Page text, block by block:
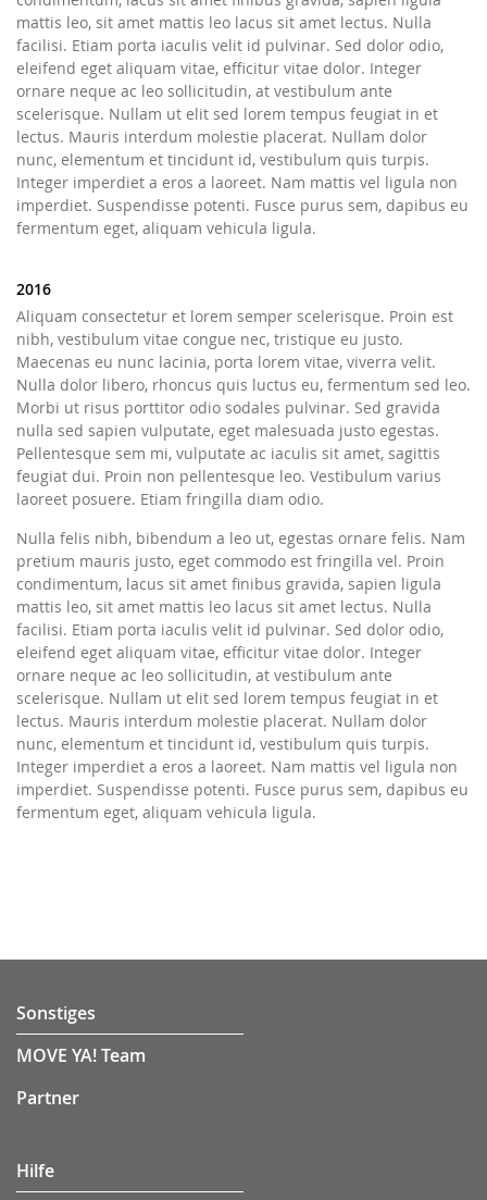
mattis leo, sit amet mattis leo lacus sit amet lectus. Nulla
facilisi. Etiam porta iaculis velit id pulvinar. Sed dolor odio,
eleifend eget aliquam vitae, efficitur vitae dolor. Integer
ornare neque ac leo sollicitudin, at vestibulum ante
scelerisque. Nullam ut elit sed lorem tempus feugiat in et
lectus. Mauris interdum molestie placerat. Nullam dolor
nunc, elementum et tincidunt id, vestibulum quis turpis.
Integer imperdiet a eros a laoreet. Nam mattis vel ligula non
imperdiet. Suspendisse potenti. Fusce purus sem, dapibus eu
fermentum eget, aliquam vehicula ligula.
2016
Aliquam consectetur et lorem semper scelerisque. Proin est
nibh, vestibulum vitae congue nec, tristique eu justo.
Maecenas eu nunc lacinia, porta lorem vitae, viverra velit.
Nulla dolor libero, rhoncus quis luctus eu, fermentum sed leo.
Morbi ut risus porttitor odio sodales pulvinar. Sed gravida
nulla sed sapien vulputate, eget malesuada justo egestas.
Pellentesque sem mi, vulputate ac iaculis sit amet, sagittis
feugiat dui. Proin non pellentesque leo. Vestibulum varius
laoreet posuere. Etiam fringilla diam odio.
Nulla felis nibh, bibendum a leo ut, egestas ornare felis. Nam
pretium mauris justo, eget commodo est fringilla vel. Proin
condimentum, lacus sit amet finibus gravida, sapien ligula
mattis leo, sit amet mattis leo lacus sit amet lectus. Nulla
facilisi. Etiam porta iaculis velit id pulvinar. Sed dolor odio,
eleifend eget aliquam vitae, efficitur vitae dolor. Integer
ornare neque ac leo sollicitudin, at vestibulum ante
scelerisque. Nullam ut elit sed lorem tempus feugiat in et
lectus. Mauris interdum molestie placerat. Nullam dolor
nunc, elementum et tincidunt id, vestibulum quis turpis.
Integer imperdiet a eros a laoreet. Nam mattis vel ligula non
imperdiet. Suspendisse potenti. Fusce purus sem, dapibus eu
fermentum eget, aliquam vehicula ligula.
Sonstiges
MOVE YA! Team
Partner
Hilfe